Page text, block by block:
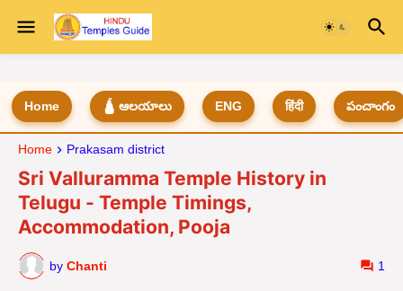
Home 🛕 ఆలయాలు ENG हिंदी పంచాంగం
Home Prakasam district
Sri Valluramma Temple History in
Telugu - Temple Timings,
Accommodation, Pooja
by Chanti 1